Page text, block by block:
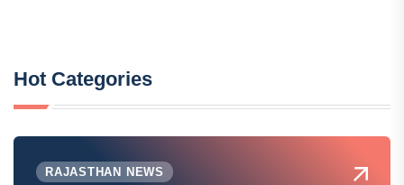
Hot Categories
RAJASTHAN NEWS